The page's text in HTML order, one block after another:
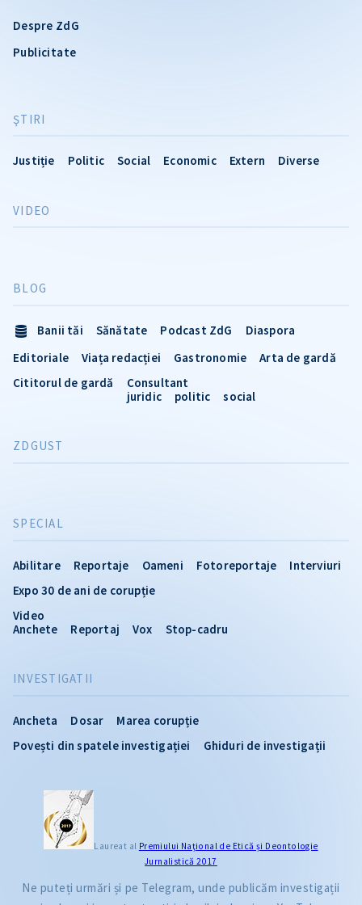
Despre ZdG
Publicitate
ŞTIRI
Justiție Politic Social Economic Extern Diverse
INVESTIGATII
Ancheta Dosar
Marea corupție
Povești din spatele investigației
Ghiduri de investigații
VIDEO
SPECIAL
Abilitare Reportaje Oameni Fotoreportaje
Interviuri
Expo 30 de ani de corupție
Video
Anchete
Reportaj Vox Stop-cadru
BLOG
Banii tăi Sănătate Podcast ZdG
Diaspora
Editoriale
Viața redacției Gastronomie
Arta de gardă
Cititorul de gardă
Consultant
juridic
politic social
ZDGUST
Laureat al Premiului Naţional de Etică și Deontologie
Jurnalistică 2017
Ne puteți urmări și pe Telegram, unde publicăm investigații